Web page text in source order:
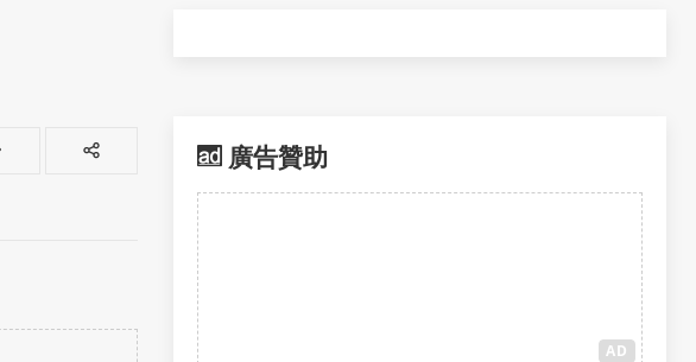
廣告贊助
AD